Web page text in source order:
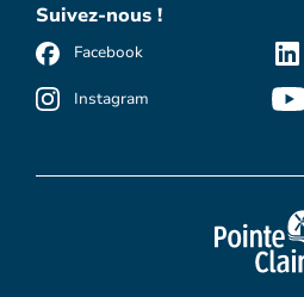
Suivez-nous !
Facebook
Instagram